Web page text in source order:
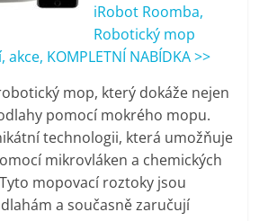
iRobot Roomba,
Robotický mop
KOMPLETNÍ NABÍDKA >>
mop, který dokáže nejen
pomocí mokrého mopu.
technologii, která umožňuje
mikrovláken a chemických
mopovací roztoky jsou
a současně zaručují